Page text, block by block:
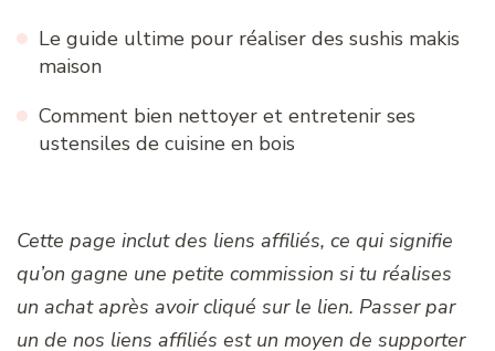
Le guide ultime pour réaliser des sushis makis
maison
Comment bien nettoyer et entretenir ses
ustensiles de cuisine en bois
Cette page inclut des liens affiliés, ce qui signifie
qu’on gagne une petite commission si tu réalises
un achat après avoir cliqué sur le lien. Passer par
un de nos liens affiliés est un moyen de supporter